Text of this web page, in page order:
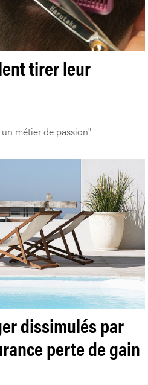
tirer leur
métier de passion"
dissimulés par
perte de gain